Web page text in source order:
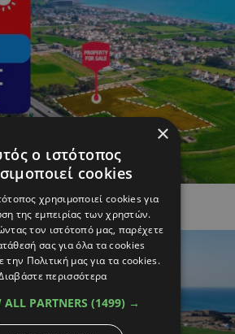
Περιοχές
×
ο ιστότοπος
cookies
χρησιμοποιεί cookies για
της εμπειρίας των χρηστών.
τον ιστότοπό μας, παρέχετε
σας για όλα τα cookies
Πολιτική μας για τα cookies.
περισσότερα
ALL PARTNERS (1499) →